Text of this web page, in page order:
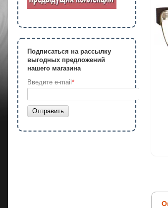
Подписаться на рассылку
выгодных предложений
нашего магазина
Введите e-mail *
Отправить